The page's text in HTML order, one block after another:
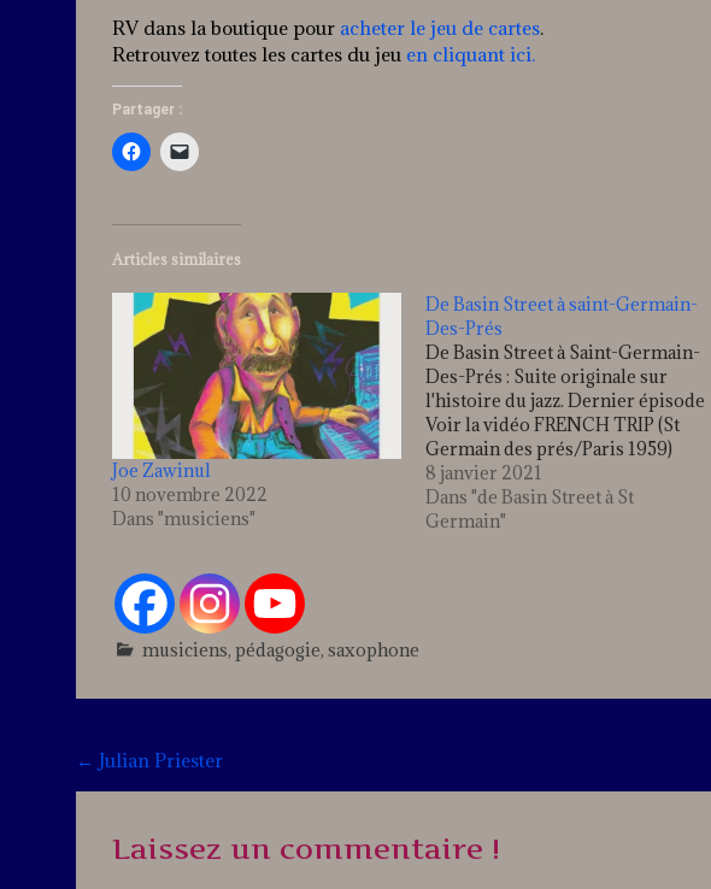
RV dans la boutique pour acheter le jeu de cartes.
Retrouvez toutes les cartes du jeu en cliquant ici.
Partager :
Articles similaires
Joe Zawinul
10 novembre 2022
Dans "musiciens"
De Basin Street à saint-Germain-
Des-Prés
De Basin Street à Saint-Germain-
Des-Prés : Suite originale sur
l'histoire du jazz. Dernier épisode
Voir la vidéo FRENCH TRIP (St
Germain des prés/Paris 1959)
Voici venir l’un des plus
authentiques génies de l’histoire
du jazz : Monsieur Art Blakey. S’il
8 janvier 2021
Dans "de Basin Street à St
Germain"
musiciens, pédagogie, saxophone
a
Post
← Julian Priester
Laissez un commentaire !